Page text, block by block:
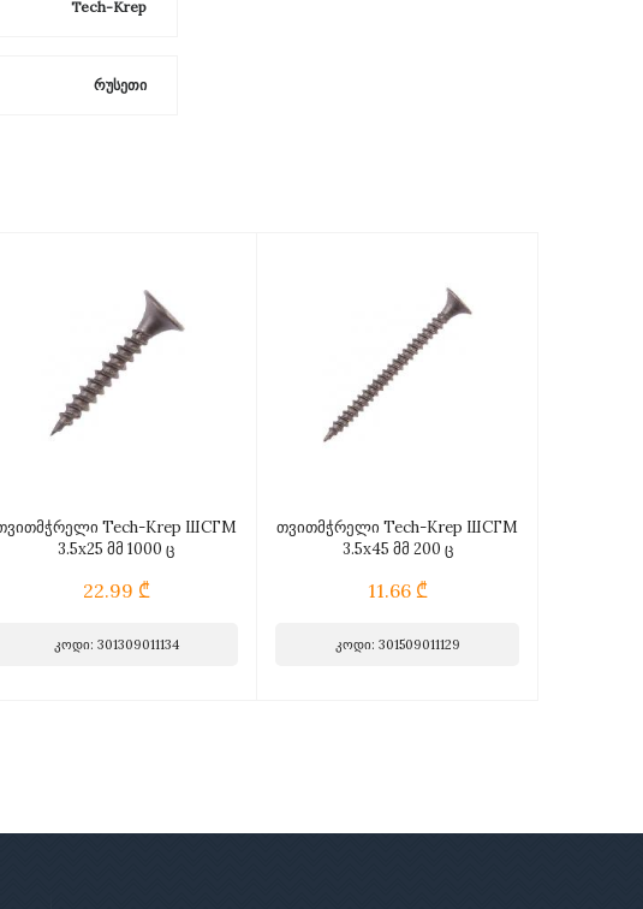
Tech-Krep
რუსეთი
Tech-Krep ШСГМ
3.5x25 მმ 1000 ც
22.99 ₾
კოდი: 301309011134
თვითმჭრელი Tech-Krep ШСГМ
3.5х45 მმ 200 ც
11.66 ₾
კოდი: 301509011129